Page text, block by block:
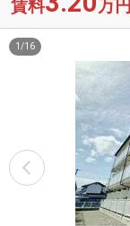
賃料 万円
1 /16